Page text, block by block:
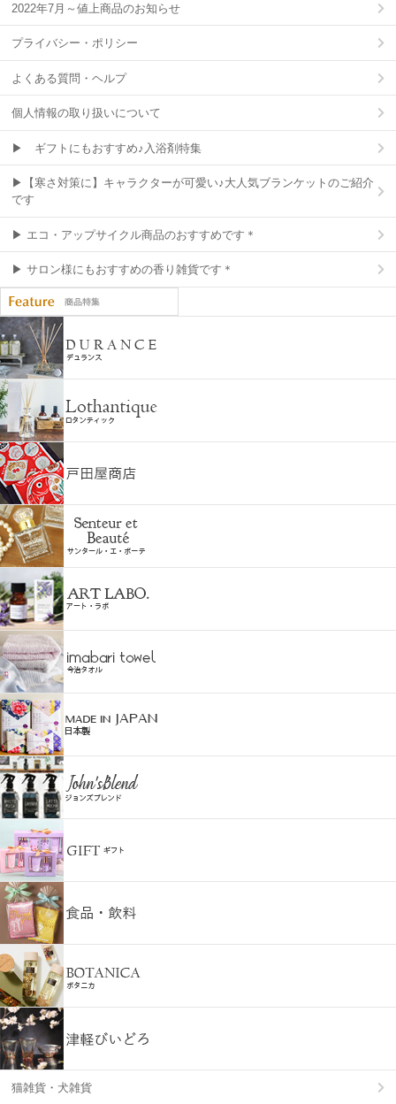
2022年7月～値上商品のお知らせ
プライバシー・ポリシー
よくある質問・ヘルプ
個人情報の取り扱いについて
▶ ギフトにもおすすめ♪入浴剤特集
▶【寒さ対策に】キャラクターが可愛い♪大人気ブランケットのご紹介
です
▶ エコ・アップサイクル商品のおすすめです＊
▶ サロン様にもおすすめの香り雑貨です＊
猫雑貨・犬雑貨